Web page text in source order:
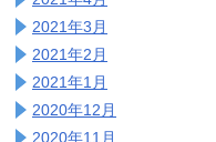
2021年3月
2021年2月
2021年1月
2020年12月
2020年11月